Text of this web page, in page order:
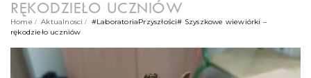
RĘKODZIEŁO UCZNIÓW
Home Aktualnosci
#LaboratoriaPrzyszłości# Szyszkowe wiewiórki –
rękodzieło uczniów